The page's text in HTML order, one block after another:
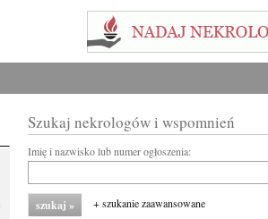
Szukaj nekrologów i wspomnień
Imię i nazwisko lub numer ogłoszenia:
+ szukanie zaawansowane